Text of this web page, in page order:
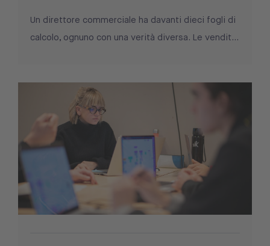
Un direttore commerciale ha davanti dieci fogli di
calcolo, ognuno con una verità diversa. Le vendit...